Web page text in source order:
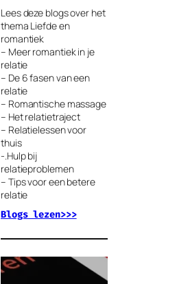
Lees deze blogs over het
thema Liefde en
romantiek
– Meer romantiek in je
relatie
– De 6 fasen van een
relatie
– Romantische massage
– Het relatietraject
– Relatielessen voor
thuis
-.Hulp bij
relatieproblemen
– Tips voor een betere
relatie
Blogs lezen>>>